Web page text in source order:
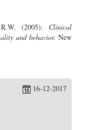
(2005). Clinical
and behavior. New
16-12-2017